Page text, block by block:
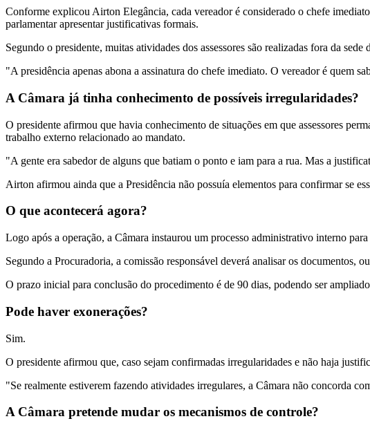
Conforme explicou Airton Elegância, cada vereador é considerado o chefe
parlamentar apresentar justificativas formais.
Segundo o presidente, muitas atividades dos assessores são realizadas fora da
"A presidência apenas abona a assinatura do chefe imediato. O vereador é quem
A Câmara já tinha conhecimento de possíveis irregularidades?
O presidente afirmou que havia conhecimento de situações em que assessores
trabalho externo relacionado ao mandato.
"A gente era sabedor de alguns que batiam o ponto e iam para a rua. Mas a
Airton afirmou ainda que a Presidência não possuía elementos para confirmar se
O que acontecerá agora?
Logo após a operação, a Câmara instaurou um processo administrativo interno para
Segundo a Procuradoria, a comissão responsável deverá analisar os documentos,
O prazo inicial para conclusão do procedimento é de 90 dias, podendo ser
Pode haver exonerações?
Sim.
O presidente afirmou que, caso sejam confirmadas irregularidades e não haja
"Se realmente estiverem fazendo atividades irregulares, a Câmara não concorda
A Câmara pretende mudar os mecanismos de controle?